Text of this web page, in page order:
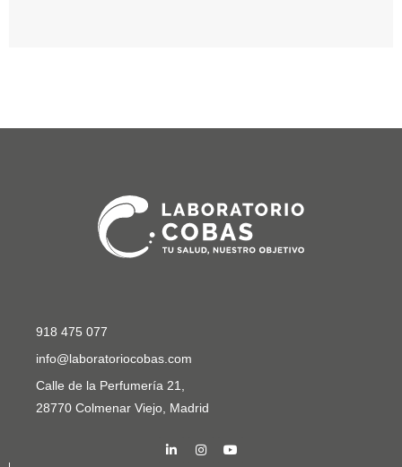
918 475 077
info@laboratoriocobas.com
Calle de la Perfumería 21,
28770 Colmenar Viejo, Madrid